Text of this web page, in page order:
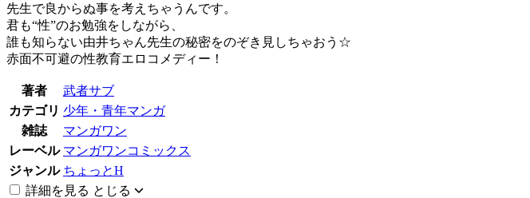
先生で良からぬ事を考えちゃうんです。
君も“性”のお勉強をしながら、
誰も知らない由井ちゃん先生の秘密をのぞき見しちゃおう☆
赤面不可避の性教育エロコメディー！
著者
武者サブ
カテゴリ 少年・青年マンガ
雑誌
マンガワン
レーベル マンガワンコミックス
ジャンル ちょっとH
詳細を見る とじる